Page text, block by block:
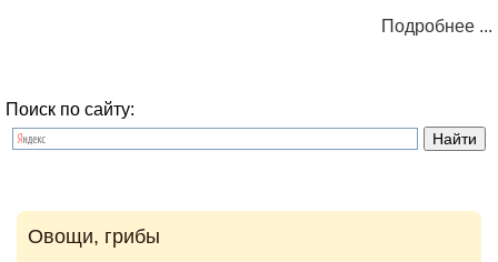
Подробнее ...
Поиск по сайту:
Овощи, грибы